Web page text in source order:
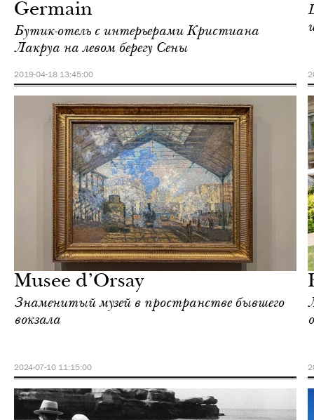
Germain
Бутик-отель с интерьерами Кристиана
Лакруа на левом берегу Сены
2019-04-18 13:45:00
Musee d’Orsay
Знаменитый музей в пространстве бывшего
вокзала
2024-07-10 11:15:00